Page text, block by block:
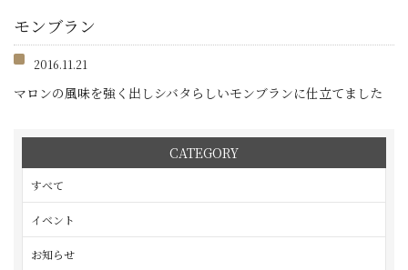
モンブラン
2016.11.21
マロンの風味を強く出しシバタらしいモンブランに仕立てました
CATEGORY
すべて
イベント
お知らせ